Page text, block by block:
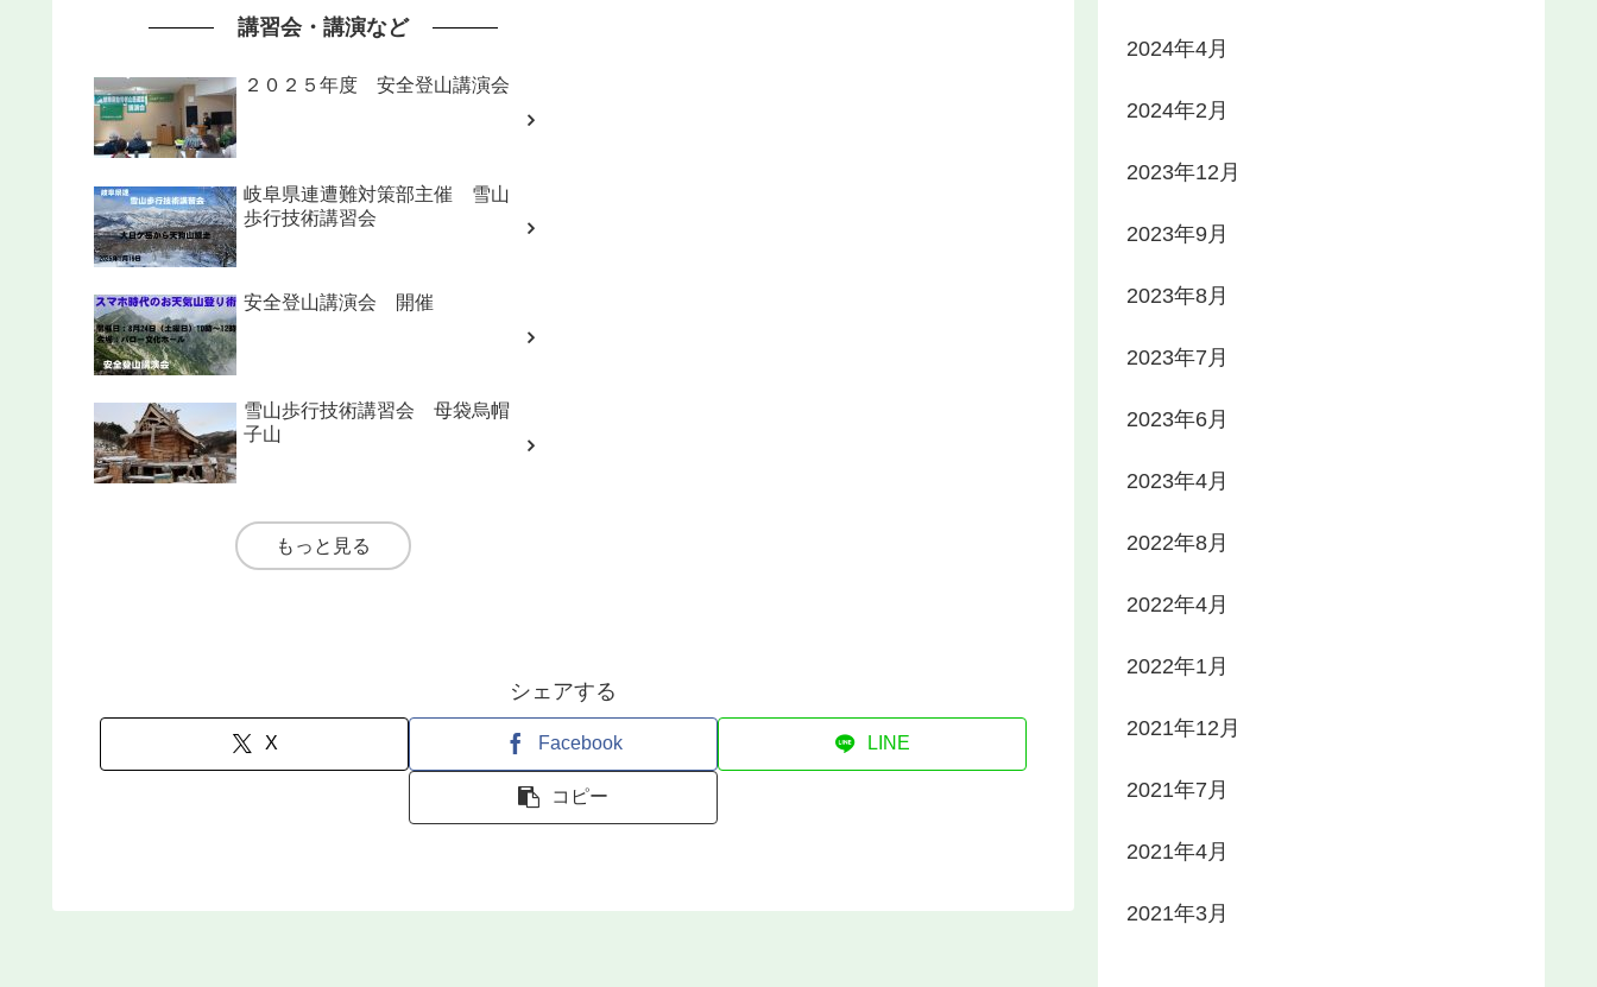
講習会・講演など
２０２５年度 安全登山講演会
岐阜県連遭難対策部主催 雪山
歩行技術講習会
安全登山講演会 開催
雪山歩行技術講習会 母袋烏帽
子山
もっと見る
シェアする
X Facebook LINE
コピー
2024年4月
2024年2月
2023年12月
2023年9月
2023年8月
2023年7月
2023年6月
2023年4月
2022年8月
2022年4月
2022年1月
2021年12月
2021年7月
2021年4月
2021年3月